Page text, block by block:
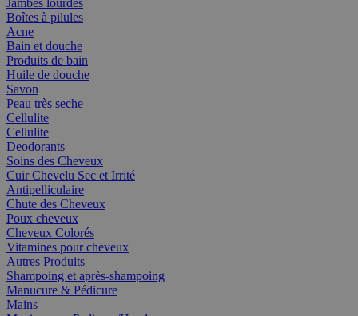
Jambes lourdes
Boîtes à pilules
Acne
Bain et douche
Produits de bain
Huile de douche
Savon
Peau très seche
Cellulite
Cellulite
Deodorants
Soins des Cheveux
Cuir Chevelu Sec et Irrité
Antipelliculaire
Chute des Cheveux
Poux cheveux
Cheveux Colorés
Vitamines pour cheveux
Autres Produits
Shampoing et après-shampoing
Manucure & Pédicure
Mains